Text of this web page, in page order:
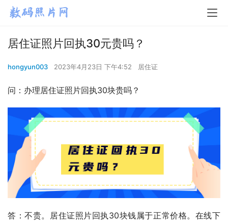
居住证照片回执30元贵吗？
hongyun003 2023年4月23日 下午4:52 居住证
问：办理居住证照片回执30块贵吗？
答：不贵。居住证照片回执30块钱属于正常价格。在线下